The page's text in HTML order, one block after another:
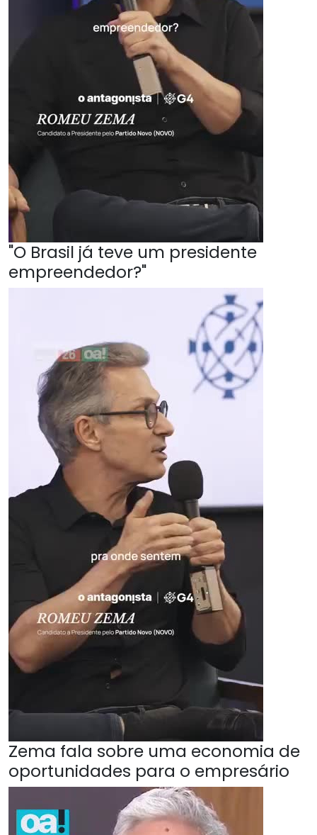
"O Brasil já teve um presidente
empreendedor?"
Zema fala sobre uma economia de
oportunidades para o empresário